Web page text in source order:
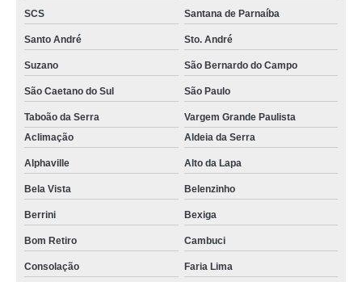
SCS Santana de Parnaíba
Santo André Sto. André
Suzano São Bernardo do Campo
São Caetano do Sul São Paulo
Taboão da Serra
Vargem Grande Paulista
Aclimação
Aldeia da Serra
Alphaville Alto da Lapa
Bela Vista Belenzinho
Berrini Bexiga
Bom Retiro Cambuci
Consolação Faria Lima